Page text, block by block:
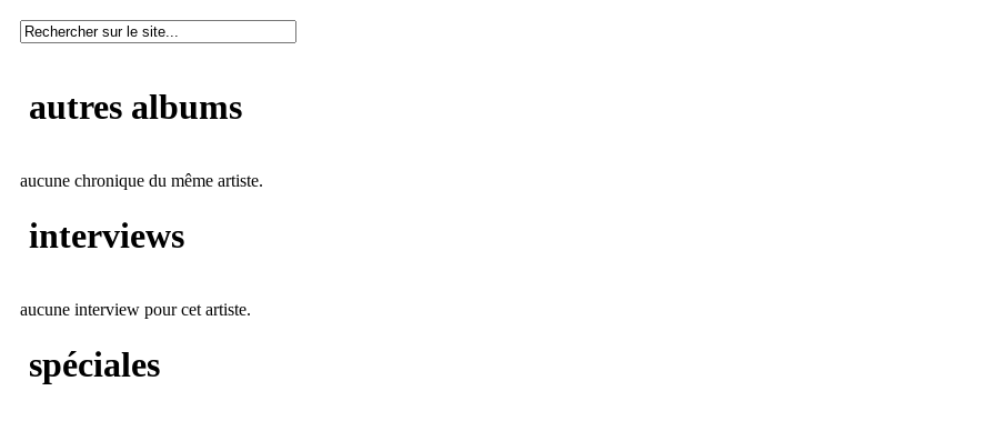
autres albums
aucune chronique du même artiste.
interviews
aucune interview pour cet artiste.
spéciales